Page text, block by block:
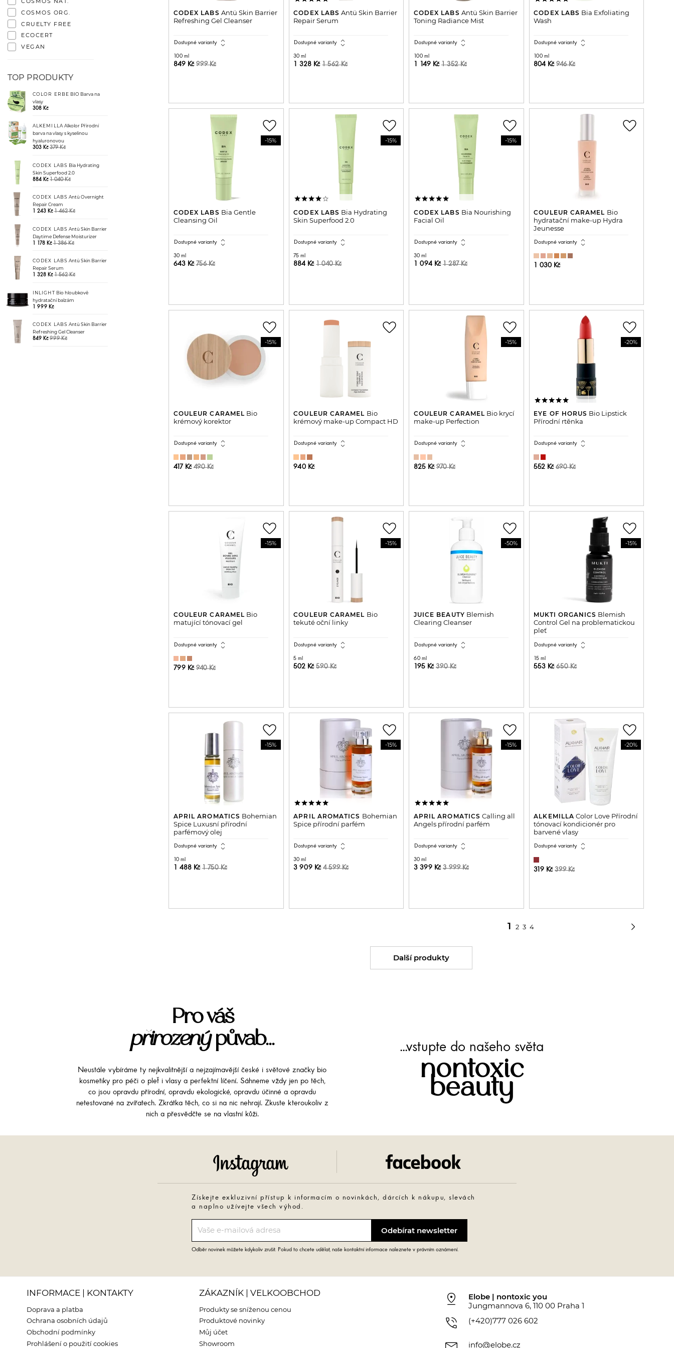
COSMOS ORG.
CRUELTY FREE
ECOCERT
VEGAN
TOP PRODUKTY
COLOR ERBE BIO Barva na
vlasy
308 Kč
ALKEMILLAAlkolor Přírodní
barva na vlasy s kyselinou
hyaluronovou
303 Kč 379 Kč
CODEX LABS Bia Hydrating
Skin Superfood 2.0
884 Kč 1 040 Kč
CODEX LABS Antü Overnight
Repair Cream
1 243 Kč 1 462 Kč
CODEX LABS Antü Skin Barrier
Daytime Defense Moisturizer
1 178 Kč 1 386 Kč
CODEX LABS Antü Skin Barrier
Repair Serum
1 328 Kč 1 562 Kč
INLIGHT Bio hloubkově
hydratační balzám
1 999 Kč
CODEX LABS Antü Skin Barrier
Refreshing Gel Cleanser
849 Kč 999 Kč
CODEX LABS Antü Skin Barrier
Refreshing Gel Cleanser
Dostupné varianty expand_all
100 ml
849 Kč999 Kč
CODEX LABS Antü Skin Barrier
Repair Serum
Dostupné varianty expand_all
30 ml
1 328 Kč1 562 Kč
CODEX LABS Antü Skin Barrier
Toning Radiance Mist
Dostupné varianty expand_all
100 ml
1 149 Kč1 352 Kč
CODEX LABS Bia Exfoliating
Wash
Dostupné varianty expand_all
100 ml
804 Kč946 Kč
CODEX LABS Bia Gentle
Cleansing Oil
Dostupné varianty expand_all
30 ml
643 Kč756 Kč
-15%
favorite_border
CODEX LABS Bia Hydrating
Skin Superfood 2.0
Dostupné varianty expand_all
75 ml
884 Kč1 040 Kč
-15%
favorite_border
CODEX LABS Bia Nourishing
Facial Oil
Dostupné varianty expand_all
30 ml
1 094 Kč1 287 Kč
-15%
favorite_border
COULEUR CARAMEL Bio
hydratační make-up Hydra
Jeunesse
Dostupné varianty expand_all
1 030 Kč
favorite_border
COULEUR CARAMEL Bio
krémový korektor
Dostupné varianty expand_all
417 Kč490 Kč
-15%
favorite_border
COULEUR CARAMEL Bio
krémový make-up Compact HD
Dostupné varianty expand_all
940 Kč
favorite_border
COULEUR CARAMEL Bio krycí
make-up Perfection
Dostupné varianty expand_all
825 Kč970 Kč
-15%
favorite_border
EYE OF HORUS Bio Lipstick
Přírodní rtěnka
Dostupné varianty expand_all
552 Kč690 Kč
-20%
favorite_border
COULEUR CARAMEL Bio
matující tónovací gel
Dostupné varianty expand_all
799 Kč940 Kč
-15%
favorite_border
COULEUR CARAMEL Bio
tekuté oční linky
Dostupné varianty expand_all
5 ml
502 Kč590 Kč
-15%
favorite_border
JUICE BEAUTY Blemish
Clearing Cleanser
Dostupné varianty expand_all
60 ml
195 Kč390 Kč
-50%
favorite_border
MUKTI ORGANICS Blemish
Control Gel na problematickou
pleť
Dostupné varianty expand_all
15 ml
553 Kč650 Kč
-15%
favorite_border
APRIL AROMATICS Bohemian
Spice Luxusní přírodní
parfémový olej
Dostupné varianty expand_all
10 ml
1 488 Kč1 750 Kč
-15%
favorite_border
APRIL AROMATICS Bohemian
Spice přírodní parfém
Dostupné varianty expand_all
30 ml
3 909 Kč4 599 Kč
-15%
favorite_border
APRIL AROMATICS Calling all
Angels přírodní parfém
Dostupné varianty expand_all
30 ml
3 399 Kč3 999 Kč
-15%
favorite_border
ALKEMILLA Color Love Přírodní
tónovací kondicionér pro
barvené vlasy
Dostupné varianty expand_all
319 Kč399 Kč
-20%
favorite_border
12 3 4 
Další produkty
Pro váš
přirozenýpůvab...
Neustále vybíráme ty nejkvalitnější a nejzajímavější české i světové značky bio
kosmetiky pro péči o pleť i vlasy a perfektní líčení. Sáhneme vždy jen po těch,
co jsou opravdu přírodní, opravdu ekologické, opravdu účinné a opravdu
netestované na zvířatech. Zkrátka těch, co si na nic nehrají. Zkuste kteroukoliv z
nich a přesvědčte se na vlastní kůži.
...vstupte do našeho světa
nontoxic
beauty
Získejte exkluzivní přístup k informacím o novinkách, dárcích k nákupu, slevách
a naplno užívejte všech výhod.
Odběr novinek můžete kdykoliv zrušit. Pokud to chcete udělat, naše kontaktní informace naleznete v právním oznámení.
INFORMACE | KONTAKTY
Doprava a platba
Ochrana osobních údajů
Obchodní podmínky
Prohlášení o použití cookies
ZÁKAZNÍK | VELKOOBCHOD
Produkty se sníženou cenou
Produktové novinky
Můj účet
Showroom
pin_drop
Elobe | nontoxic you
Jungmannova 6, 110 00 Praha 1
phone_in_talk (+420)777 026 602
info@elobe.cz